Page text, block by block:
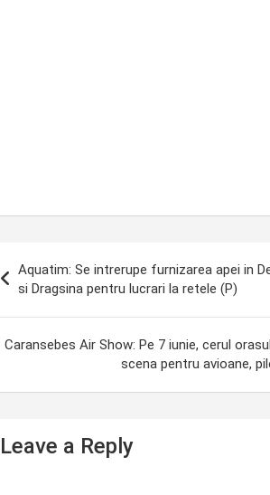
Aquatim: Se intrerupe furnizarea apei in
si Dragsina pentru lucrari la retele (P)
Caransebes Air Show: Pe 7 iunie, cerul
scena pentru avioane,
Leave a Reply